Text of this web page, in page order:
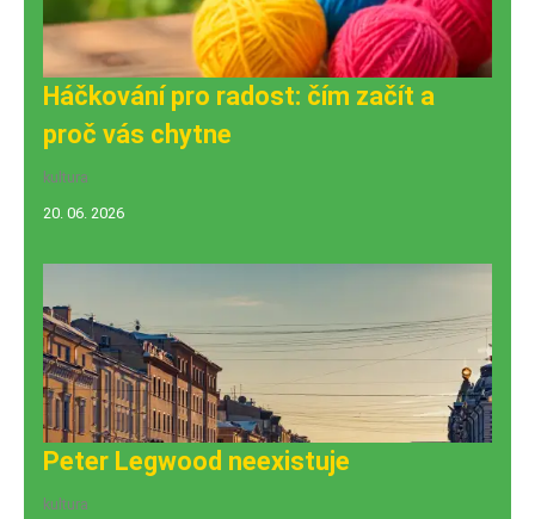
Háčkování pro radost: čím začít a
proč vás chytne
kultura
20. 06. 2026
Peter Legwood neexistuje
kultura